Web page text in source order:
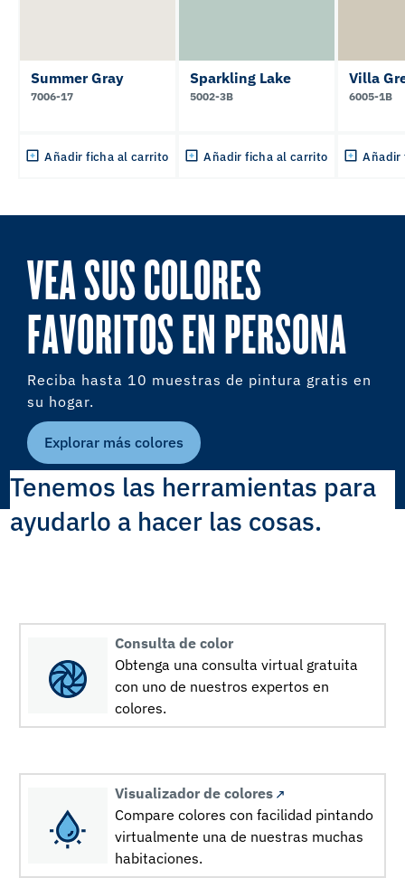
Summer Gray
7006-17
Añadir ficha al carrito
Sparkling Lake
5002-3B
Añadir ficha al carrito
Villa
6005-1B
Añadir
VEA SUS COLORES
FAVORITOS EN PERSONA
Reciba hasta 10 muestras de pintura gratis en
su hogar.
Explorar más colores
Tenemos las herramientas para
ayudarlo a hacer las cosas.
Consulta de color
Obtenga una consulta virtual gratuita
con uno de nuestros expertos en
colores.
Visualizador de colores
Compare colores con facilidad pintando
virtualmente una de nuestras muchas
habitaciones.